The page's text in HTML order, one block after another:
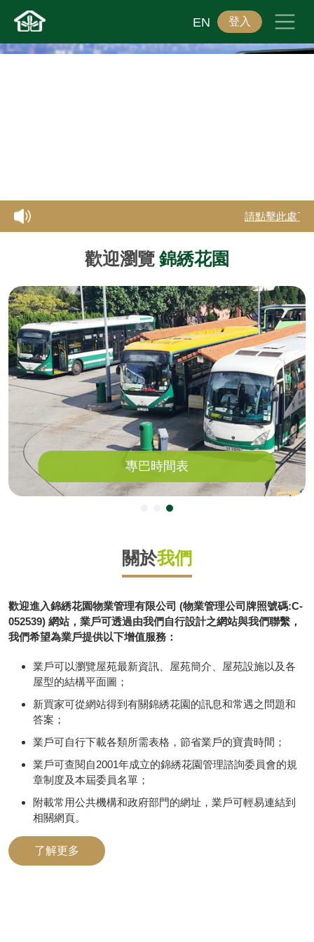
EN 登入
請點擊此處了
歡迎瀏覽 錦綉花園
專巴時間表
關於我們
歡迎進入錦綉花園物業管理有限公司 (物業管理公司牌照號碼:C-
052539) 網站，業戶可透過由我們自行設計之網站與我們聯繫，
我們希望為業戶提供以下增值服務：
業戶可以瀏覽屋苑最新資訊、屋苑簡介、屋苑設施以及各
屋型的結構平面圖；
新買家可從網站得到有關錦綉花園的訊息和常遇之問題和
答案；
業戶可自行下載各類所需表格，節省業戶的寶貴時間；
業戶可查閱自2001年成立的錦綉花園管理諮詢委員會的規
章制度及本屆委員名單；
附載常用公共機構和政府部門的網址，業戶可輕易連結到
相關網頁。
了解更多